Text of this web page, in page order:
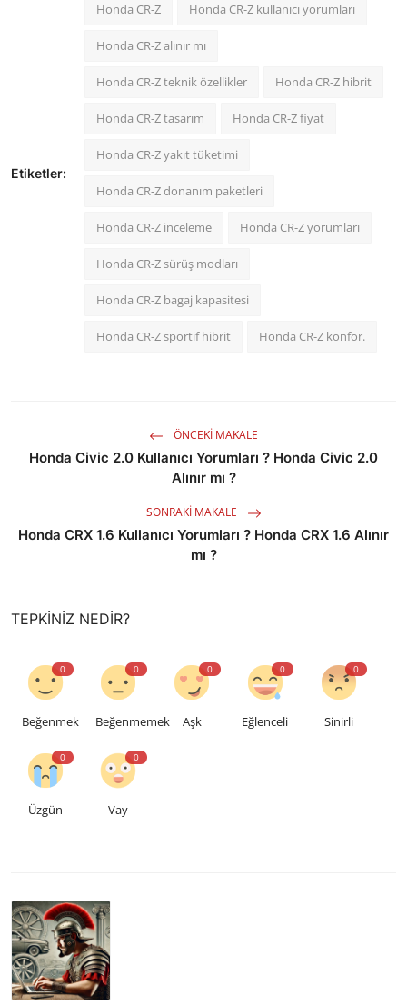
Etiketler:
Honda CR-Z Honda CR-Z kullanıcı yorumları
Honda CR-Z alınır mı
Honda CR-Z teknik özellikler Honda CR-Z hibrit
Honda CR-Z tasarım Honda CR-Z fiyat
Honda CR-Z yakıt tüketimi
Honda CR-Z donanım paketleri
Honda CR-Z inceleme Honda CR-Z yorumları
Honda CR-Z sürüş modları
Honda CR-Z bagaj kapasitesi
Honda CR-Z sportif hibrit Honda CR-Z konfor.
ÖNCEKI MAKALE
Honda Civic 2.0 Kullanıcı Yorumları ? Honda Civic 2.0
Alınır mı ?
SONRAKI MAKALE
Honda CRX 1.6 Kullanıcı Yorumları ? Honda CRX 1.6 Alınır
mı ?
TEPKINIZ NEDIR?
0
Beğenmek
0
Beğenmemek
0
Aşk
0
Eğlenceli
0
Sinirli
0
Üzgün
0
Vay